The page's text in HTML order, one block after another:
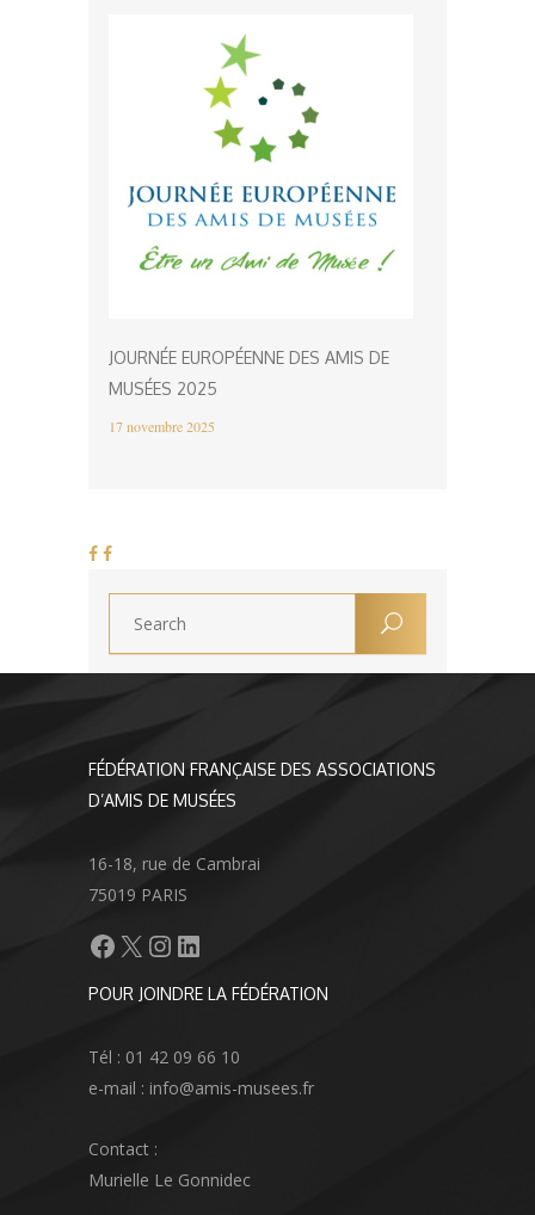
JOURNÉE EUROPÉENNE DES AMIS DE
MUSÉES 2025
17 novembre 2025
FÉDÉRATION FRANÇAISE DES ASSOCIATIONS
D’AMIS DE MUSÉES
16-18, rue de Cambrai
75019 PARIS
Facebook
X Instagram
LinkedIn
POUR JOINDRE LA FÉDÉRATION
Tél : 01 42 09 66 10
e-mail : info@amis-musees.fr
Contact :
Murielle Le Gonnidec